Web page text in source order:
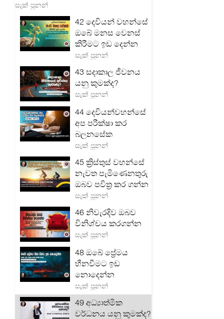
සැක් පූනන්
42 දෙවියන් වහන්සේ
ඔබේ මනස වෙනස්
කිරීමට ඉඩ දෙන්න
සැක් පූනන්
43 සදාකාල ජීවනය
යනු කුමක්ද?
සැක් පූනන්
44 දෙවියන්වහන්සේ
අප පරීක්ෂා කර
බලනසේක
සැක් පූනන්
45 ක්‍රිස්තුස් වහන්සේ
නැවත පැමිණෙනතුරු
ඔබව පවිත්‍ර කර ගන්න
සැක් පූනන්
46 නිවැරදිව ඔබව
විනිශ්චය කරගන්න
සැක් පූනන්
48 ඔබේ ප්‍රේමය
හීනවීමට ඉඩ
නොදෙන්න
සැක් පූනන්
49 අධ්‍යාත්මික
වර්ධනය යනු කුමක්ද?